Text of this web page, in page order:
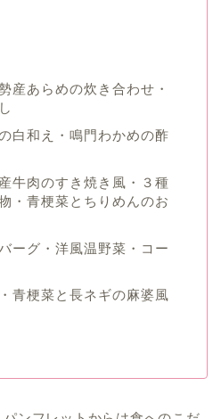
産あらめの炊き合わせ・
白和え・鳴門わかめの酢
牛肉のすき焼き風・３種
・青梗菜とちりめんのお
ーグ・洋風温野菜・コー
青梗菜と長ネギの麻婆風